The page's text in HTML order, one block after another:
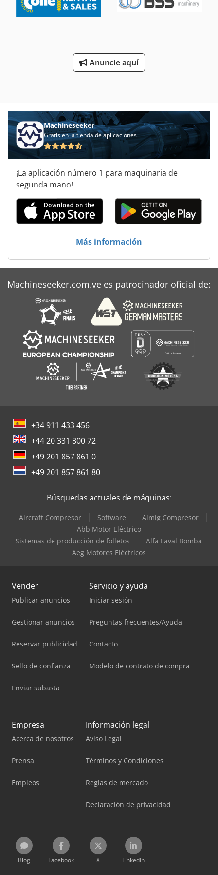
necesario. ✅ VARIEDAD: Además, en nuestro catálogo
encontrará contenedores marítimos de todos los tamaños
¡Esperamos tener noticias suyas! Codpfezqtz Tox Alcjrf
Anuncie aquí
Machineseeker
Gratis en la tienda de aplicaciones
¡La aplicación número 1 para maquinaria de
segunda mano!
Más información
Machineseeker.com.ve es patrocinador oficial de:
+34 911 433 456
+44 20 331 800 72
+49 201 857 861 0
+49 201 857 861 80
Búsquedas actuales de máquinas:
Aircraft Compresor Software
Almig Compresor
Abb Motor Eléctrico
Sistemas de producción de folletos
Alfa Laval Bomba
Aeg Motores Eléctricos
Vender
Publicar anuncios
Gestionar anuncios
Reservar publicidad
Sello de confianza
Enviar subasta
Servicio y ayuda
Iniciar sesión
Preguntas frecuentes/Ayuda
Contacto
Modelo de contrato de compra
Empresa
Acerca de nosotros
Prensa
Empleos
Información legal
Aviso Legal
Términos y Condiciones
Reglas de mercado
Declaración de privacidad
Blog Facebook X LinkedIn